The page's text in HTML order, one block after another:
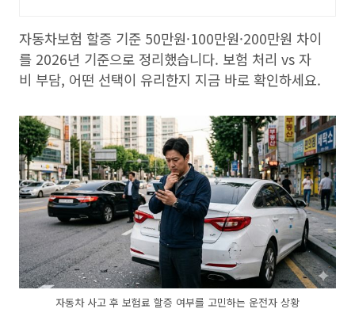
자동차보험 할증 기준 50만원·100만원·200만원 차이
를 2026년 기준으로 정리했습니다. 보험 처리 vs 자
비 부담, 어떤 선택이 유리한지 지금 바로 확인하세요.
자동차 사고 후 보험료 할증 여부를 고민하는 운전자 상황